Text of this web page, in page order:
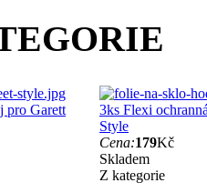
pro Garett
3ks Flexi
Style
Cena:179Kč
Skladem
Z kategorie